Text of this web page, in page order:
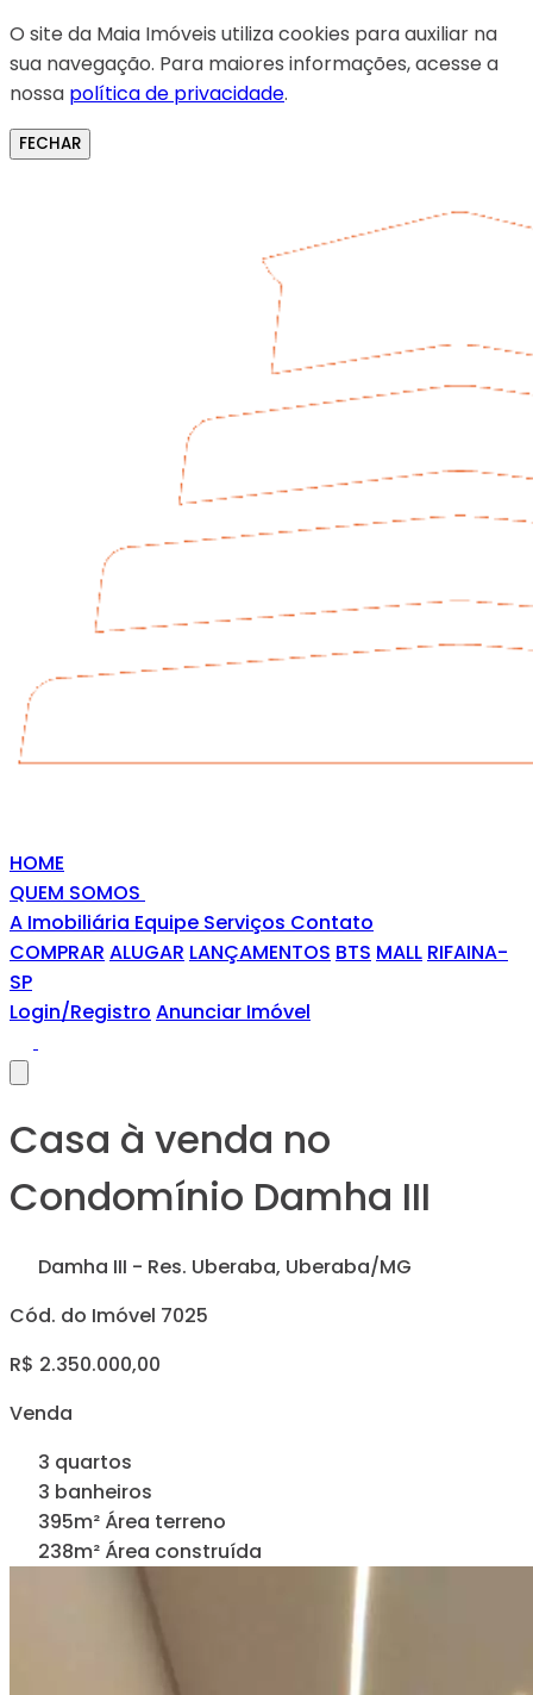
O site da Maia Imóveis utiliza cookies para auxiliar na
sua navegação. Para maiores informações, acesse a
nossa política de privacidade.
FECHAR
HOME
QUEM SOMOS
A Imobiliária Equipe Serviços Contato
COMPRAR ALUGAR LANÇAMENTOS BTS MALL RIFAINA-
SP
Login/Registro Anunciar Imóvel
Casa à venda no
Condomínio Damha III
Damha III - Res. Uberaba, Uberaba/MG
Cód. do Imóvel 7025
R$ 2.350.000,00
Venda
3 quartos
3 banheiros
395m² Área terreno
238m² Área construída